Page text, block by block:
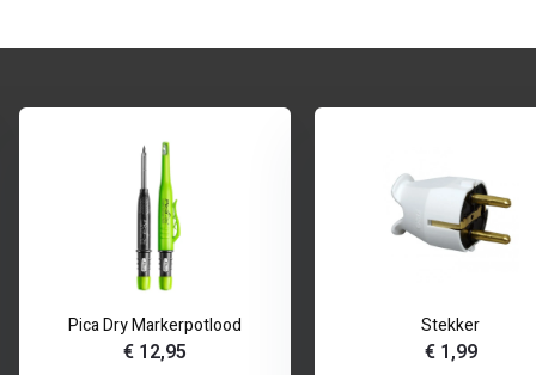
Pica Dry Markerpotlood
€ 12,95
Stekker
€ 1,99